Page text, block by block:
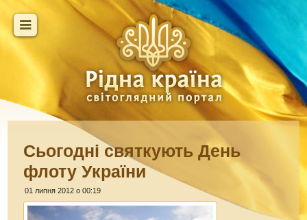
Сьогодні святкують День
флоту України
01 липня 2012 о 00:19